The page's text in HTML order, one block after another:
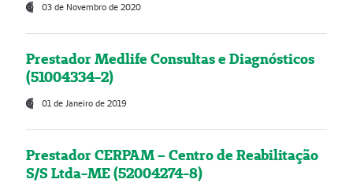
03 de Novembro de 2020
Prestador Medlife Consultas e Diagnósticos
(51004334-2)
01 de Janeiro de 2019
Prestador CERPAM – Centro de Reabilitação
S/S Ltda-ME (52004274-8)